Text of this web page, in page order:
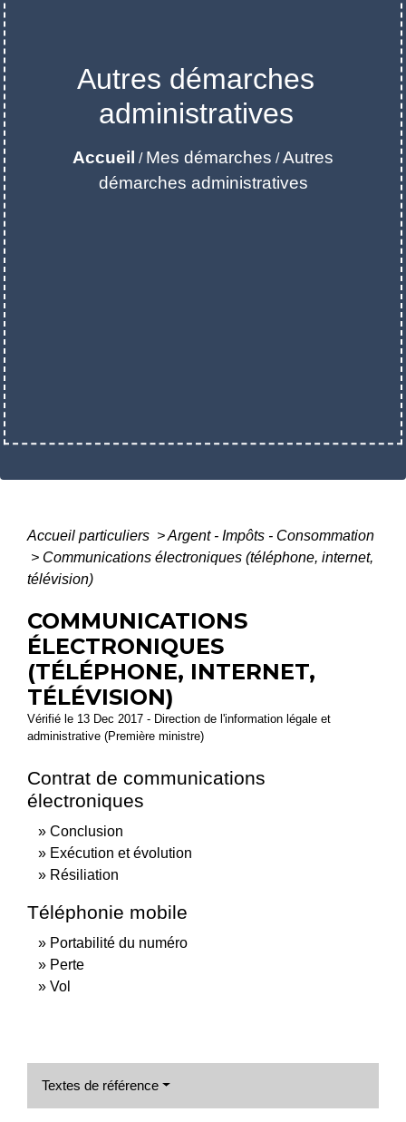
Autres démarches
administratives
Accueil / Mes démarches /Autres
démarches administratives
Accueil particuliers >Argent - Impôts - Consommation
> Communications électroniques (téléphone, internet,
télévision)
COMMUNICATIONS
ÉLECTRONIQUES
(TÉLÉPHONE, INTERNET,
TÉLÉVISION)
Vérifié le 13 Dec 2017 - Direction de l'information légale et
administrative (Première ministre)
Contrat de communications
électroniques
Conclusion
Exécution et évolution
Résiliation
Téléphonie mobile
Portabilité du numéro
Perte
Vol
Textes de référence